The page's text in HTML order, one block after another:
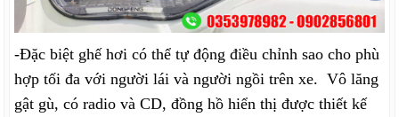
-Đặc biệt ghế hơi có thể tự động điều chỉnh sao cho phù
hợp tối đa với người lái và người ngồi trên xe. Vô lăng
gật gù, có radio và CD, đồng hồ hiển thị được thiết kế